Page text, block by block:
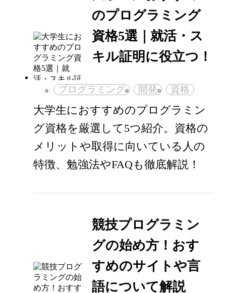
のプログラミング
資格5選｜就活・ス
キル証明に役立つ！
プログラミング 開発 資格
大学生におすすめのプログラミン
グ資格を厳選して5つ紹介。資格の
メリットや取得に向いている人の
特徴、勉強法やFAQも徹底解説！
競技プログラミン
グの始め方！おす
すめのサイトや言
語について解説